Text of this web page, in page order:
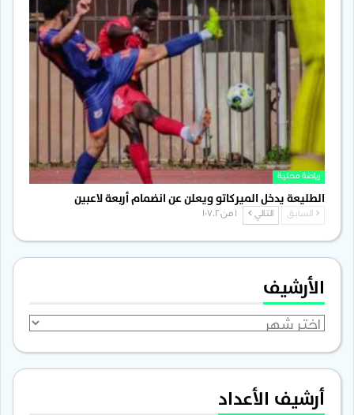
رياضة محلية
الطليعة يدخل الميركاتو ويعلن عن انضمام أربعة لاعبين
السابق التالي
الأرشيف
الأرشيف
أرشيف الأعداد